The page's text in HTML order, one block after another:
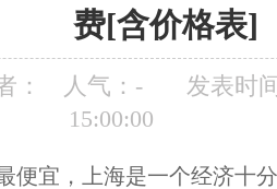
费[含价格表]
： 人气： -
发表时
15:00:00
便宜，上海是一个经济十